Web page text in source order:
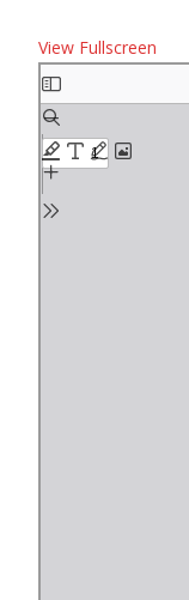
View Fullscreen
Skip
to
PDF
content